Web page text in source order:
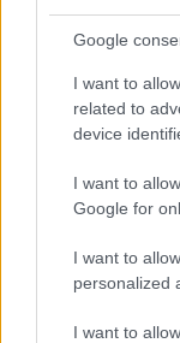
Google
I want to
related to
device
I want to
Google for
I want to
personalized
I want to
Helyi hírek
tehermentesíti a
STRABAG